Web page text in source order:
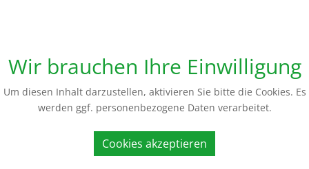
Wir brauchen Ihre Einwilligung
Um diesen Inhalt darzustellen, aktivieren Sie bitte die Cookies. Es
werden ggf. personenbezogene Daten verarbeitet.
Cookies akzeptieren